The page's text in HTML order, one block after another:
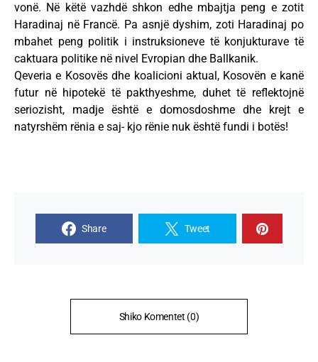
vonë. Në këtë vazhdë shkon edhe mbajtja peng e zotit
Haradinaj në Francë. Pa asnjë dyshim, zoti Haradinaj po
mbahet peng politik i instruksioneve të konjukturave të
caktuara politike në nivel Evropian dhe Ballkanik.
Qeveria e Kosovës dhe koalicioni aktual, Kosovën e kanë
futur në hipotekë të pakthyeshme, duhet të reflektojnë
seriozisht, madje është e domosdoshme dhe krejt e
natyrshëm rënia e saj- kjo rënie nuk është fundi i botës!
Share Tweet
Shiko Komentet (0)